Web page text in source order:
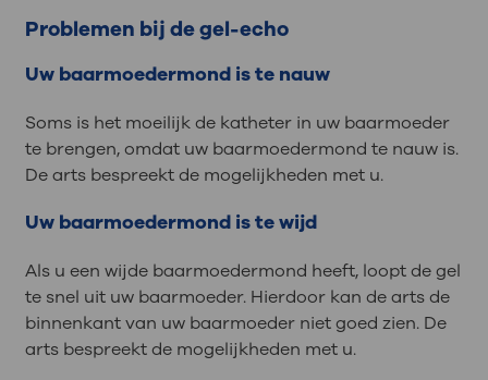
Problemen bij de gel-echo
Uw baarmoedermond is te nauw
Soms is het moeilijk de katheter in uw baarmoeder
te brengen, omdat uw baarmoedermond te nauw is.
De arts bespreekt de mogelijkheden met u.
Uw baarmoedermond is te wijd
Als u een wijde baarmoedermond heeft, loopt de gel
te snel uit uw baarmoeder. Hierdoor kan de arts de
binnenkant van uw baarmoeder niet goed zien. De
arts bespreekt de mogelijkheden met u.